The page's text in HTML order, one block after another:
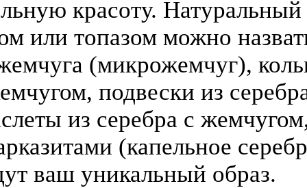
красоту.
или топазом можно
(микрожемчуг),
подвески из
из серебра с
(капельное
ваш уникальный образ.